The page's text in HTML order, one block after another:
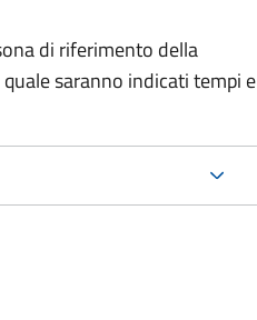
di riferimento della
saranno indicati tempi e